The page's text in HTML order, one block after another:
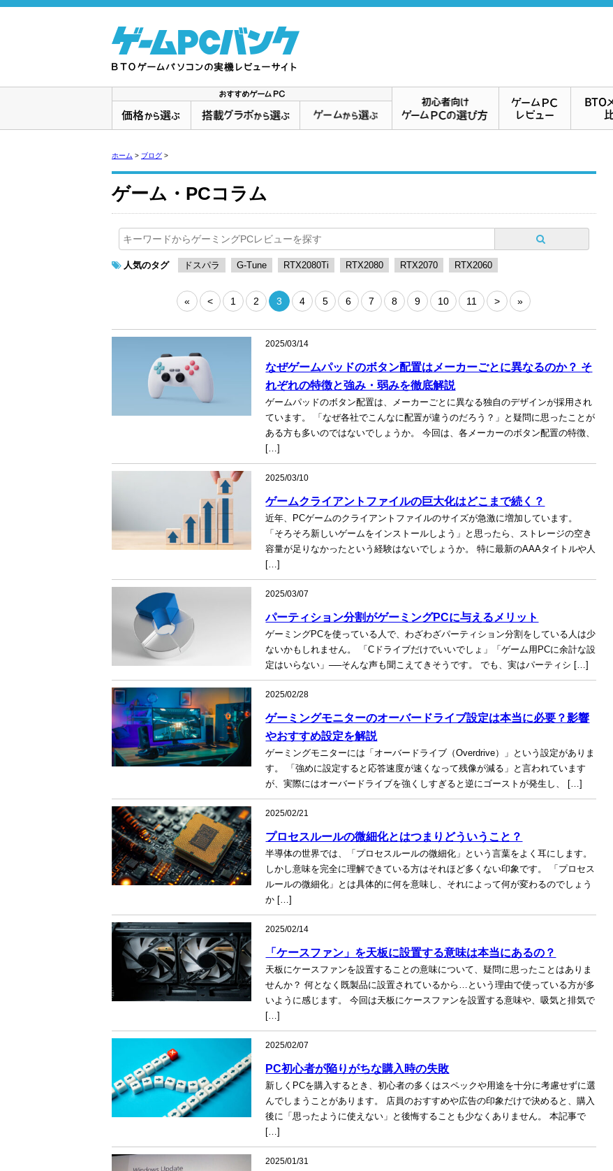
ホーム > ブログ >
ゲーム・PCコラム
人気のタグ ドスパラ G-Tune RTX2080Ti RTX2080 RTX2070 RTX2060
« < 1 2 3 4 5 6 7 8 9 10 11 > »
2025/03/14
なぜゲームパッドのボタン配置はメーカーごとに異なるのか？ そ
れぞれの特徴と強み・弱みを徹底解説
ゲームパッドのボタン配置は、メーカーごとに異なる独自のデザインが採用され
ています。 「なぜ各社でこんなに配置が違うのだろう？」と疑問に思ったことが
ある方も多いのではないでしょうか。 今回は、各メーカーのボタン配置の特徴、
[…]
2025/03/10
ゲームクライアントファイルの巨大化はどこまで続く？
近年、PCゲームのクライアントファイルのサイズが急激に増加しています。
「そろそろ新しいゲームをインストールしよう」と思ったら、ストレージの空き
容量が足りなかったという経験はないでしょうか。 特に最新のAAAタイトルや人
[…]
2025/03/07
パーティション分割がゲーミングPCに与えるメリット
ゲーミングPCを使っている人で、わざわざパーティション分割をしている人は少
ないかもしれません。 「Cドライブだけでいいでしょ」「ゲーム用PCに余計な設
定はいらない」──そんな声も聞こえてきそうです。 でも、実はパーティシ […]
2025/02/28
ゲーミングモニターのオーバードライブ設定は本当に必要？影響
やおすすめ設定を解説
ゲーミングモニターには「オーバードライブ（Overdrive）」という設定がありま
す。 「強めに設定すると応答速度が速くなって残像が減る」と言われています
が、実際にはオーバードライブを強くしすぎると逆にゴーストが発生し、 […]
2025/02/21
プロセスルールの微細化とはつまりどういうこと？
半導体の世界では、「プロセスルールの微細化」という言葉をよく耳にします。
しかし意味を完全に理解できている方はそれほど多くない印象です。 「プロセス
ルールの微細化」とは具体的に何を意味し、それによって何が変わるのでしょう
か […]
2025/02/14
「ケースファン」を天板に設置する意味は本当にあるの？
天板にケースファンを設置することの意味について、疑問に思ったことはありま
せんか？ 何となく既製品に設置されているから…という理由で使っている方が多
いように感じます。 今回は天板にケースファンを設置する意味や、吸気と排気で
[…]
2025/02/07
PC初心者が陥りがちな購入時の失敗
新しくPCを購入するとき、初心者の多くはスペックや用途を十分に考慮せずに選
んでしまうことがあります。 店員のおすすめや広告の印象だけで決めると、購入
後に「思ったように使えない」と後悔することも少なくありません。 本記事で
[…]
2025/01/31